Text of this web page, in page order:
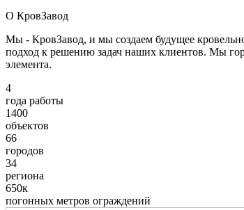
О КровЗавод
Мы - КровЗавод, и мы создаем будущее
подход к решению задач наших клиентов. Мы
элемента.
4
года работы
1400
объектов
66
городов
34
региона
650к
погонных метров ограждений